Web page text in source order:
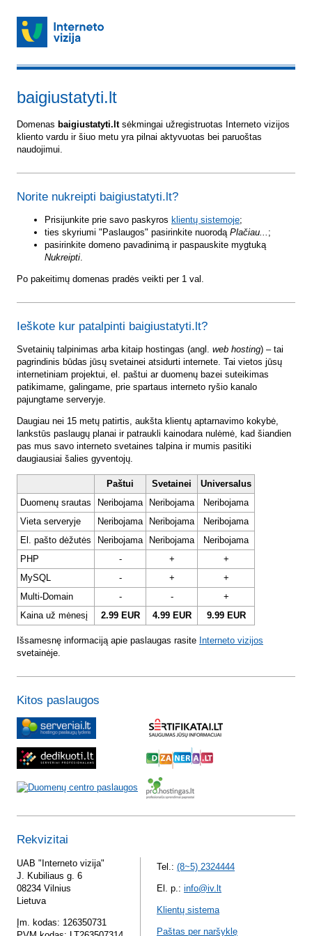
baigiustatyti.lt
Domenas baigiustatyti.ltsėkmingai užregistruotas Interneto vizijos
kliento vardu ir šiuo metu yra pilnai aktyvuotas bei paruoštas
naudojimui.
Norite nukreipti baigiustatyti.lt?
Prisijunkite prie savo paskyros klientų sistemoje;
ties skyriumi "Paslaugos" pasirinkite nuorodą Plačiau... ;
pasirinkite domeno pavadinimą ir paspauskite mygtuką
Nukreipti.
Po pakeitimų domenas pradės veikti per 1 val.
Ieškote kur patalpinti baigiustatyti.lt?
Svetainių talpinimas arba kitaip hostingas (angl. web hosting) – tai
pagrindinis būdas jūsų svetainei atsidurti internete. Tai vietos jūsų
internetiniam projektui, el. paštui ar duomenų bazei suteikimas
patikimame, galingame, prie spartaus interneto ryšio kanalo
pajungtame serveryje.
Daugiau nei 15 metų patirtis, aukšta klientų aptarnavimo kokybė,
lankstūs paslaugų planai ir patraukli kainodara nulėmė, kad šiandien
pas mus savo interneto svetaines talpina ir mumis pasitiki
daugiausiai šalies gyventojų.
Paštui Svetainei
Universalus
Duomenų srautas
Neribojama Neribojama
Neribojama
Vieta serveryje
Neribojama Neribojama
Neribojama
El. pašto dėžutės
Neribojama Neribojama
Neribojama
PHP
- +
+
MySQL
- +
+
Multi-Domain
- -
+
Kaina už mėnesį
2.99 EUR 4.99 EUR 9.99 EUR
Išsamesnę informaciją apie paslaugas rasite Interneto vizijos
svetainėje.
Kitos paslaugos
Rekvizitai
UAB "Interneto vizija"
J. Kubiliaus g. 6
08234 Vilnius
Lietuva
Įm. kodas: 126350731
Tel.: (8~5) 2324444
El. p.: info@iv.lt
Klientų sistema
Paštas per naršyklę